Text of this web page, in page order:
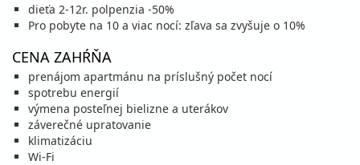
cena za 11 dní (10 nocí)
22.08. - 29.08.26 sobota - sobota
vlastná
vlastná
Zľava
dieťa 2-12r. polpenzia -50%
Pro pobyte na 10 a viac nocí: zľava sa zvyšuje o 10%
CENA ZAHŔŇA
prenájom apartmánu na príslušný počet nocí
spotrebu energií
výmena posteľnej bielizne a uterákov
záverečné upratovanie
klimatizáciu
Wi-Fi